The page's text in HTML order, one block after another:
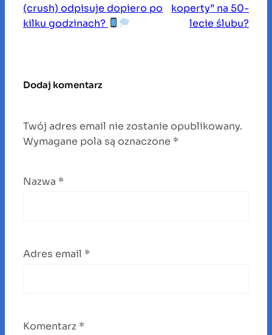
(crush) odpisuje dopiero po
kilku godzinach?
koperty” na 50-
lecie ślubu?
Dodaj komentarz
Twój adres email nie zostanie opublikowany.
Wymagane pola są oznaczone *
Nazwa *
Adres email *
Komentarz *